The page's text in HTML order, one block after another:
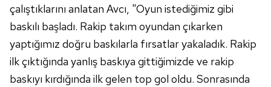
çalıştıklarını anlatan Avcı, "Oyun istediğimiz gibi
baskılı başladı. Rakip takım oyundan çıkarken
yaptığımız doğru baskılarla fırsatlar yakaladık. Rakip
ilk çıktığında yanlış baskıya gittiğimizde ve rakip
baskıyı kırdığında ilk gelen top gol oldu. Sonrasında